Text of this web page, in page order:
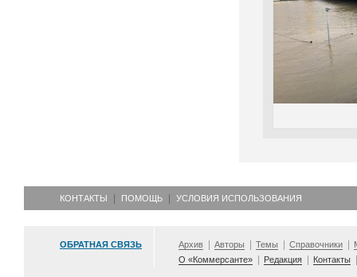
КОНТАКТЫ ПОМОЩЬ УСЛОВИЯ ИСПОЛЬЗОВАНИЯ
ОБРАТНАЯ СВЯЗЬ Архив Авторы Темы Справочники
О «Коммерсанте»
Редакция Контакты